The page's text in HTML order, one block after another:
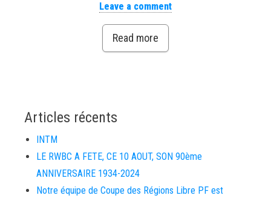
Leave a comment
Read more
Articles récents
INTM
LE RWBC A FETE, CE 10 AOUT, SON 90ème
ANNIVERSAIRE 1934-2024
Notre équipe de Coupe des Régions Libre PF est